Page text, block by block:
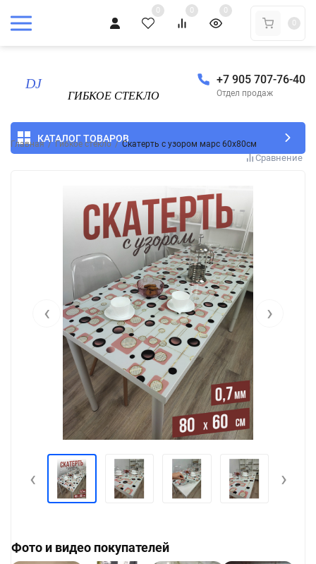
0 0
0
0
+7 905 707-76-40
Отдел продаж
КАТАЛОГ ТОВАРОВ
Главная / Гибкое стекло / Скатерть с узором марс 60x80см
Сравнение
‹ ›
‹ ›
Фото и видео покупателей